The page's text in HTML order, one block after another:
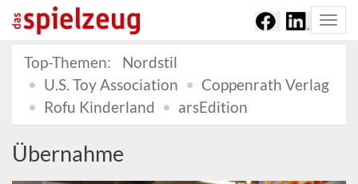
Top-Themen:
Nordstil
U.S. Toy Association
Coppenrath Verlag
Rofu Kinderland
arsEdition
Übernahme